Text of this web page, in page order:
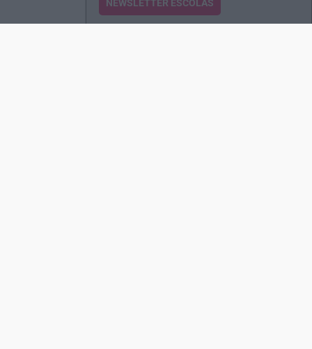
NEWSLETTER ESCOLAS